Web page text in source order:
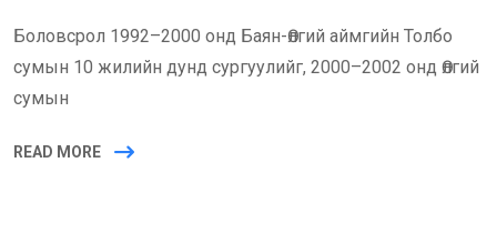
Боловсрол 1992–2000 онд Баян-Өлгий аймгийн Толбо
сумын 10 жилийн дунд сургуулийг, 2000–2002 онд Өлгий
сумын
READ MORE